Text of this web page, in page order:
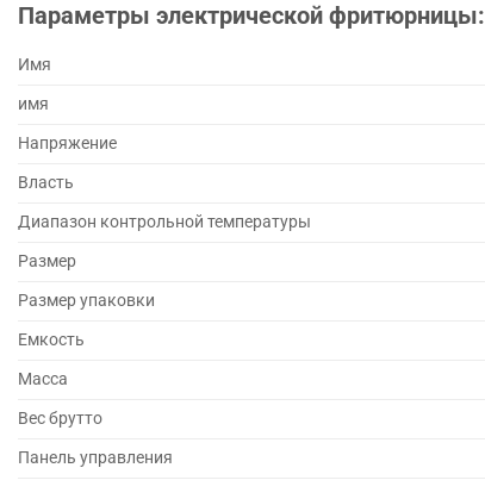
Параметры электрической фритюрницы:
Имя
имя
Напряжение
Власть
Диапазон контрольной температуры
Размер
Размер упаковки
Емкость
Масса
Вес брутто
Панель управления